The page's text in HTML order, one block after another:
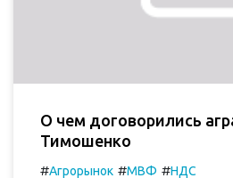
О чем договорились
Тимошенко
#Агрорынок #МВФ #НДС